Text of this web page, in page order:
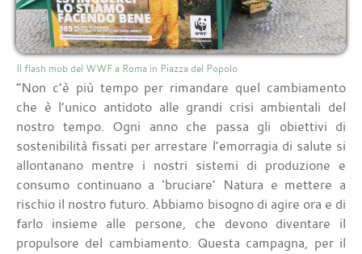
Il flash mob del WWF a Roma in Piazza del Popolo
“Non c’è più tempo per rimandare quel cambiamento
che è l’unico antidoto alle grandi crisi ambientali del
nostro tempo. Ogni anno che passa gli obiettivi di
sostenibilità fissati per arrestare l’emorragia di salute si
allontanano mentre i nostri sistemi di produzione e
consumo continuano a ‘bruciare’ Natura e mettere a
rischio il nostro futuro. Abbiamo bisogno di agire ora e di
farlo insieme alle persone, che devono diventare il
propulsore del cambiamento. Questa campagna, per il